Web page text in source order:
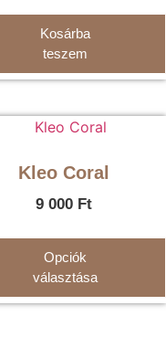
Kosárba
teszem
Kleo Coral
9 000 Ft
Opciók
választása